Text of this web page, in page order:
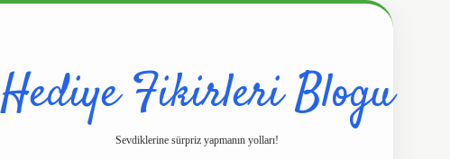
Hediye Fikirleri Blogu
Sevdiklerine sürpriz yapmanın yolları!